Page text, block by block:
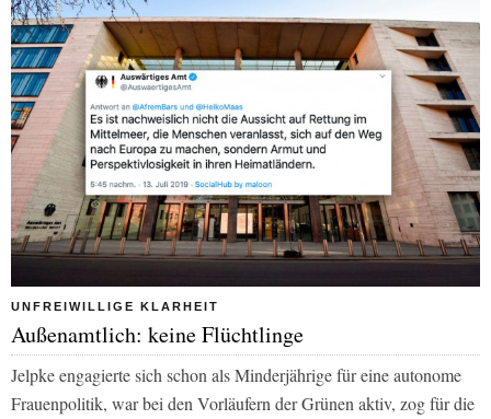
UNFREIWILLIGE KLARHEIT
Außenamtlich: keine Flüchtlinge
Jelpke engagierte sich schon als Minderjährige für eine autonome
Frauenpolitik, war bei den Vorläufern der Grünen aktiv, zog für die